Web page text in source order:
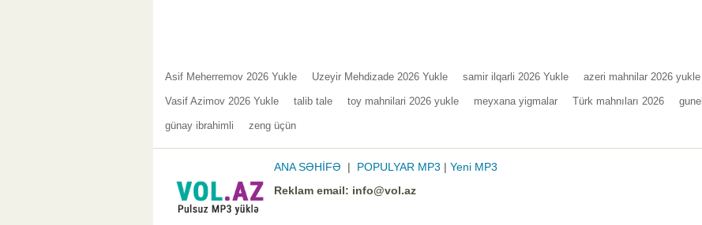
Asif Meherremov 2026 Yukle Uzeyir Mehdizade 2026 Yukle samir ilqarli 2026 Yukle azeri mahnilar 2026 yukle
Vasif Azimov 2026 Yukle talib tale toy mahnilari 2026 yukle meyxana yigmalar Türk mahnıları 2026 gunel
günay ibrahimli zeng üçün
ANA SƏHİFƏ | POPULYAR MP3 | Yeni MP3
Reklam email: info@vol.az